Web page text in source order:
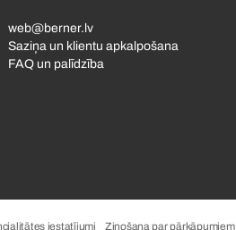
web@berner.lv
Saziņa un klientu apkalpošana
FAQ un palīdzība
iestatījumi Ziņošana par pārkāpumiem